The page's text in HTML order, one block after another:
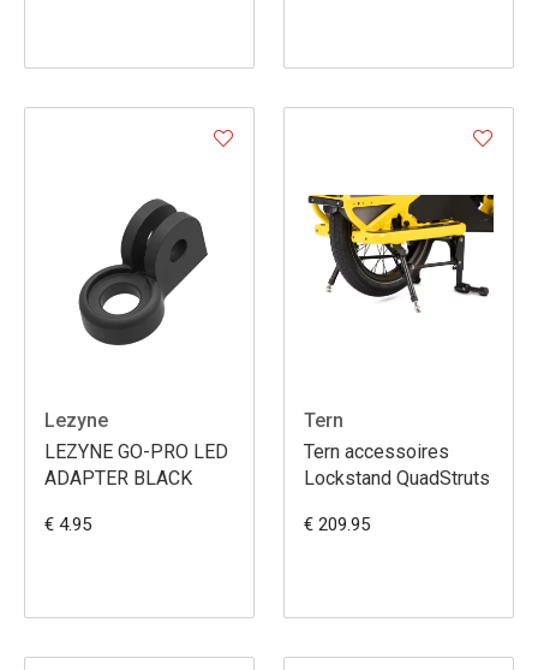
Lezyne
LEZYNE GO-PRO LED
ADAPTER BLACK
€ 4.95
Tern
Tern accessoires
Lockstand QuadStruts
€ 209.95